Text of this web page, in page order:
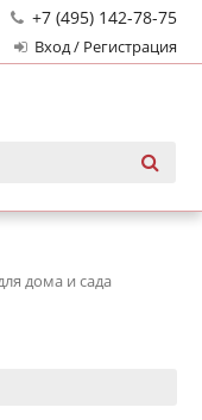
+7 (495) 142-78-75
Вход / Регистрация
дома и сада